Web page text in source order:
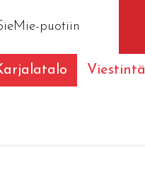
puotiin
Viestintä